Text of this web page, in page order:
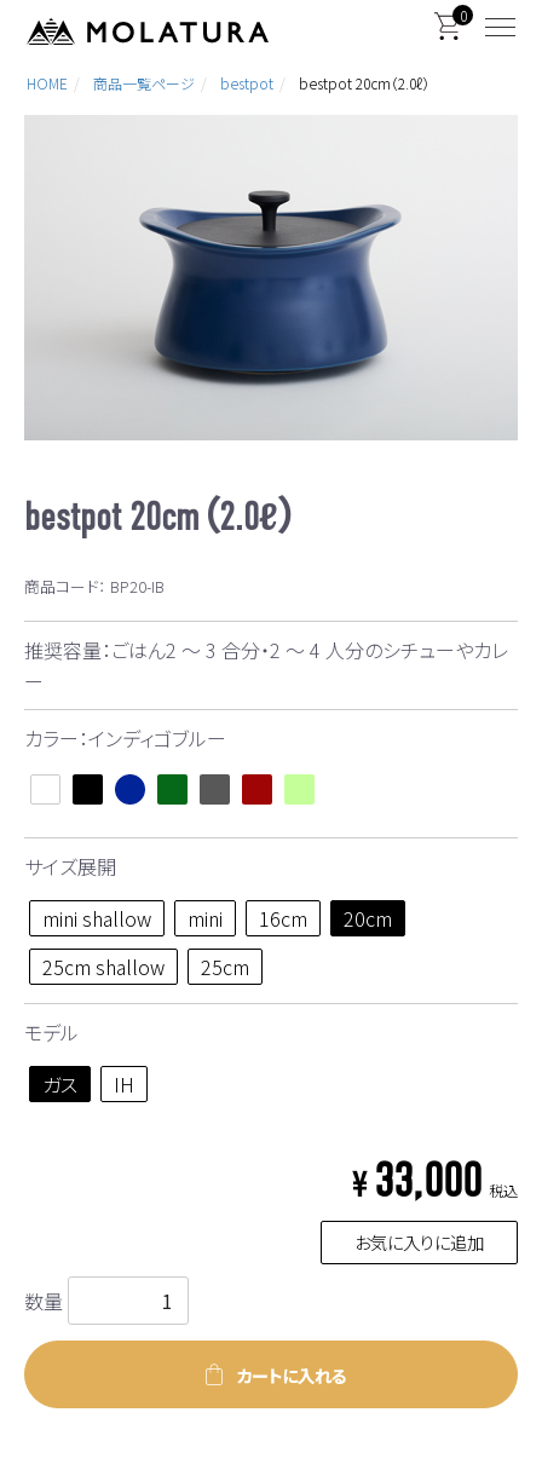
0
HOME 商品一覧ページ bestpot bestpot 20cm（2.0ℓ）
bestpot 20cm（2.0ℓ）
商品コード： BP20-IB
推奨容量：ごはん2 ～ 3 合分・2 ～ 4 人分のシチューやカレ
ー
カラー：インディゴブルー
サイズ展開
mini shallow
mini 16cm
20cm
25cm shallow
25cm
モデル
ガス
IH
¥ 33,000 税込
お気に入りに追加
数量
カートに入れる